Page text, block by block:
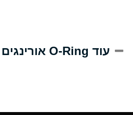
(Aqueous) עוד O-Ring אורינגים מאותו החומר